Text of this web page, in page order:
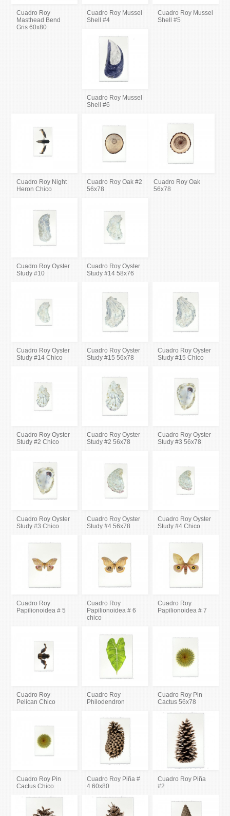
Cuadro Roy
Masthead Bend
Gris 60x80
Cuadro Roy Mussel
Shell #4
Cuadro Roy Mussel
Shell #5
Cuadro Roy Mussel
Shell #6
Cuadro Roy Night
Heron Chico
Cuadro Roy Oak #2
56x78
Cuadro Roy Oak
56x78
Cuadro Roy Oyster
Study #10
Cuadro Roy Oyster
Study #14 58x76
Cuadro Roy Oyster
Study #14 Chico
Cuadro Roy Oyster
Study #15 56x78
Cuadro Roy Oyster
Study #15 Chico
Cuadro Roy Oyster
Study #2 Chico
Cuadro Roy Oyster
Study #2 56x78
Cuadro Roy Oyster
Study #3 56x78
Cuadro Roy Oyster
Study #3 Chico
Cuadro Roy Oyster
Study #4 56x78
Cuadro Roy Oyster
Study #4 Chico
Cuadro Roy
Papilionoidea # 5
Cuadro Roy
Papilionoidea # 6
chico
Cuadro Roy
Papilionoidea # 7
Cuadro Roy
Pelican Chico
Cuadro Roy
Philodendron
Cuadro Roy Pin
Cactus 56x78
Cuadro Roy Pin
Cactus Chico
Cuadro Roy Piña #
4 60x80
Cuadro Roy Piña
#2